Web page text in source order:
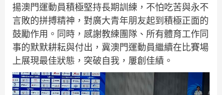
揚澳門運動員積極堅持長期訓練，不怕吃苦與永不
言敗的拼搏精神，對廣大青年朋友起到積極正面的
鼓勵作用。同時，感謝教練團隊、所有體育工作同
事的默默耕耘與付出，冀澳門運動員繼續在比賽場
上展現最佳狀態，突破自我，屢創佳績。